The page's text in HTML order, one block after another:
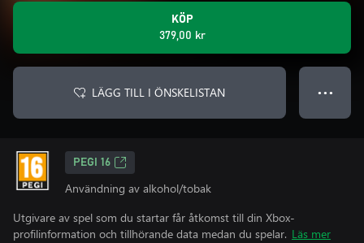
KÖP
379,00 kr
LÄGG TILL I ÖNSKELISTAN ● ● ●
PEGI 16
Användning av alkohol/tobak
Utgivare av spel som du startar får åtkomst till din Xbox-
profilinformation och tillhörande data medan du spelar. Läs mer